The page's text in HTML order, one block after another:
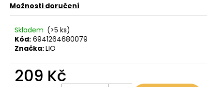
Možnosti doručení
Skladem (>5 ks)
Kód: 6941264680079
Značka:LIO
209 Kč
u
č
u
e
m